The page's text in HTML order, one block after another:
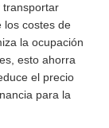
transportar
los costes de
la ocupación
esto ahorra
el precio
para la